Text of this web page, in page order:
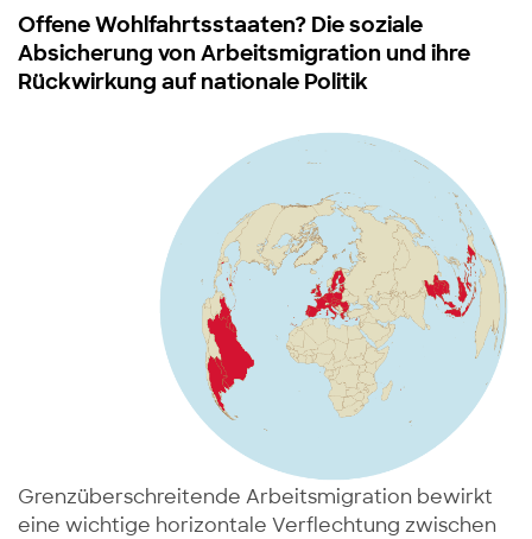
Offene Wohlfahrtsstaaten? Die soziale
Absicherung von Arbeitsmigration und ihre
Rückwirkung auf nationale Politik
Grenzüberschreitende Arbeitsmigration bewirkt
eine wichtige horizontale Verflechtung zwischen